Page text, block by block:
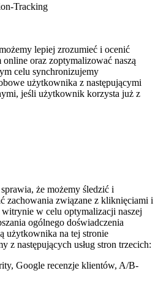
Tracking
lepiej zrozumieć i ocenić
online oraz zoptymalizować naszą
celu synchronizujemy
użytkownika z następującymi
jeśli użytkownik korzysta już z
że możemy śledzić i
zachowania związane z kliknięciami i
w celu optymalizacji naszej
ogólnego doświadczenia
użytkownika na tej stronie
z następujących usług stron trzecich:
Google recenzje klientów, A/B-